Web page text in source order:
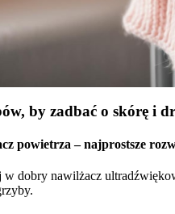
by zadbać o skórę i
powietrza – najprostsze
w dobry nawilżacz